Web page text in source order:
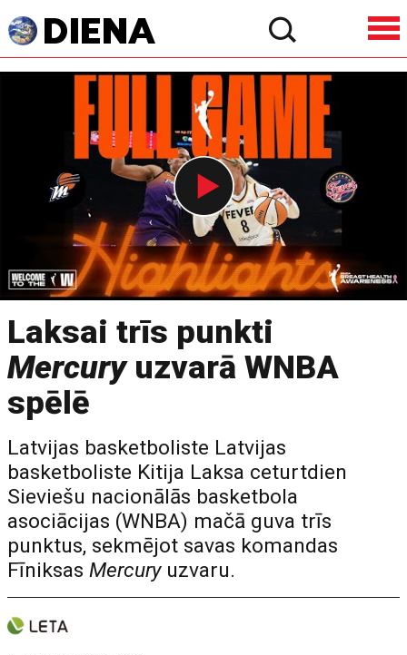
Laksai trīs punkti
Mercuryuzvarā WNBA
spēlē
Latvijas basketboliste Latvijas
basketboliste Kitija Laksa ceturtdien
Sieviešu nacionālās basketbola
asociācijas (WNBA) mačā guva trīs
punktus, sekmējot savas komandas
FīniksasMercuryuzvaru.